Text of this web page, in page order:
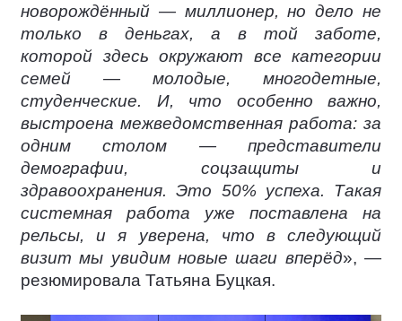
новорождённый — миллионер, но дело не
только в деньгах, а в той заботе,
которой здесь окружают все категории
семей — молодые, многодетные,
студенческие. И, что особенно важно,
выстроена межведомственная работа: за
одним столом — представители
демографии, соцзащиты и
здравоохранения. Это 50% успеха. Такая
системная работа уже поставлена на
рельсы, и я уверена, что в следующий
визит мы увидим новые шаги вперёд», —
резюмировала Татьяна Буцкая.